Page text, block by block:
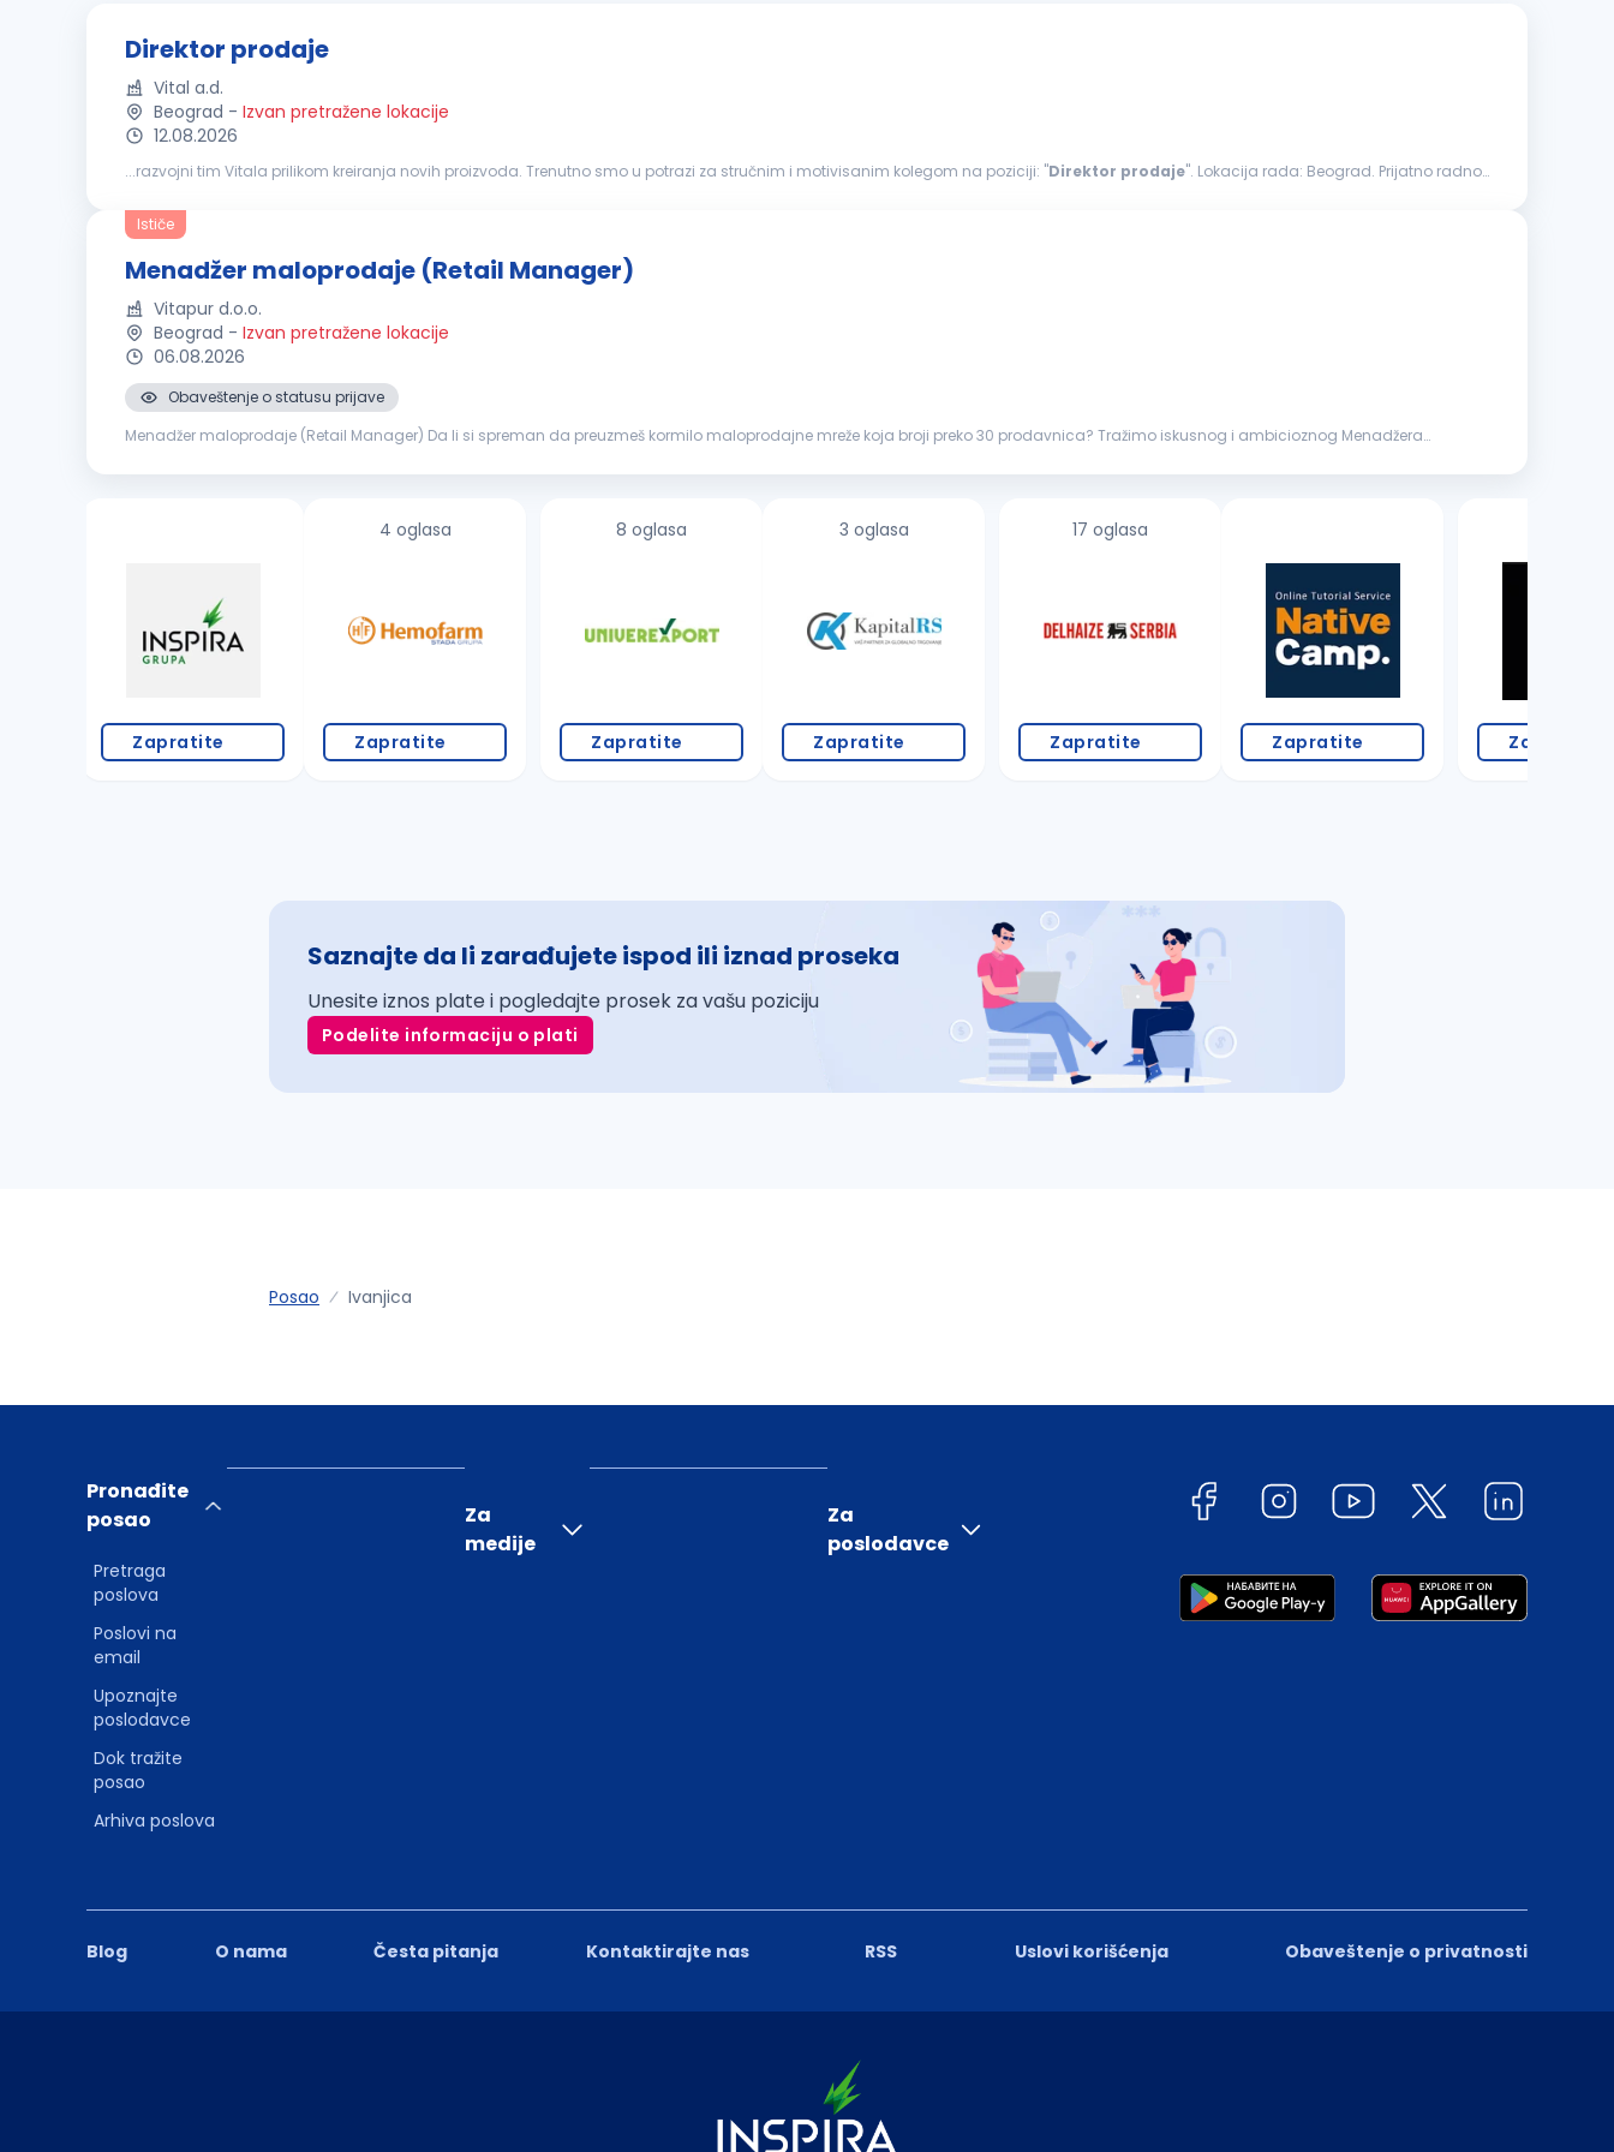
Direktor prodaje
Vital a.d.
Beograd - Izvan pretražene lokacije
12.08.2026
...razvojni tim Vitala prilikom kreiranja novih proizvoda. Trenutno smo u potrazi za stručnim i motivisanim kolegom na poziciji: "Direktor prodaje". Lokacija rada: Beograd. Prijatno radno
Ističe
Menadžer maloprodaje (Retail Manager)
Vitapur d.o.o.
Beograd - Izvan pretražene lokacije
06.08.2026
Obaveštenje o statusu prijave
Menadžer maloprodaje (Retail Manager) Da li si spreman da preuzmeš kormilo maloprodajne mreže koja broji preko 30 prodavnica? Tražimo iskusnog i ambicioznog Menadžera
Zapratite
4 oglasa
Zapratite
8 oglasa
Zapratite
3 oglasa
Zapratite
17 oglasa
Zapratite Zapratite Zapratite
Saznajte da li zarađujete ispod ili iznad proseka
Unesite iznos plate i pogledajte prosek za vašu poziciju
Podelite informaciju o plati
Posao Ivanjica
Blog O nama Česta pitanja Kontaktirajte nas RSS Uslovi korišćenja Obaveštenje o privatnosti
Pronađite
posao
Pretraga
poslova
Poslovi na
email
Upoznajte
poslodavce
Dok tražite
posao
Arhiva poslova
Za
medije
Za
poslodavce